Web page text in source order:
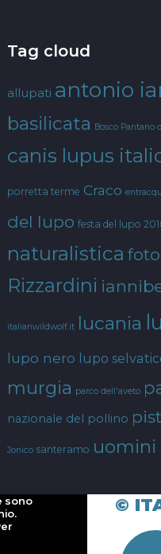
Tag cloud
allupati antonio
basilicata Bosco Pantano
canis lupus
porretta terme Craco
del lupo festa del lupo
naturalistica
Rizzardini
italianwildwolf.it lucania
lupo nero lupo
murgia parco dell'aveto
nazionale del pollino
Jonico santeramo uomini
sono
©